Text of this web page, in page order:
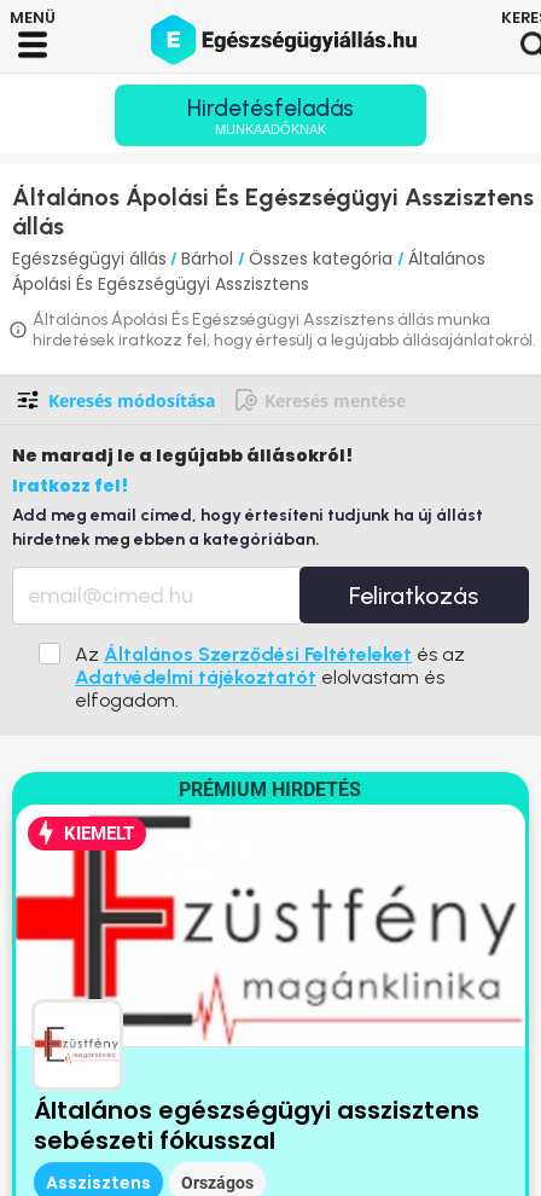
Hirdetésfeladás
MUNKAADÓKNAK
Általános Ápolási És Egészségügyi Asszisztens
állás
Egészségügyi állás / Bárhol / Összes kategória / Általános
Ápolási És Egészségügyi Asszisztens
Általános Ápolási És Egészségügyi Asszisztens állás munka
hirdetések iratkozz fel, hogy értesülj a legújabb állásajánlatokról.
Keresés módosítása Keresés mentése
Ne maradj le a legújabb állásokról!
Iratkozz fel!
Add meg email címed, hogy értesíteni tudjunk ha új állást
hirdetnek meg ebben a kategóriában.
Feliratkozás
Az Általános Szerződési Feltételeket és az
Adatvédelmi tájékoztatót elolvastam és
elfogadom.
PRÉMIUM HIRDETÉS
KIEMELT
Általános egészségügyi asszisztens
sebészeti fókusszal
Asszisztens Országos